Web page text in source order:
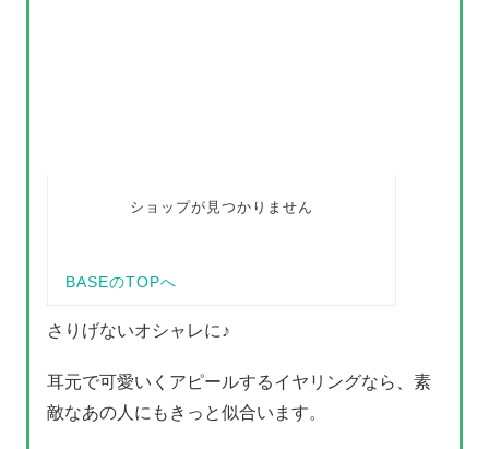
さりげないオシャレに♪
耳元で可愛いくアピールするイヤリングなら、素
敵なあの人にもきっと似合います。